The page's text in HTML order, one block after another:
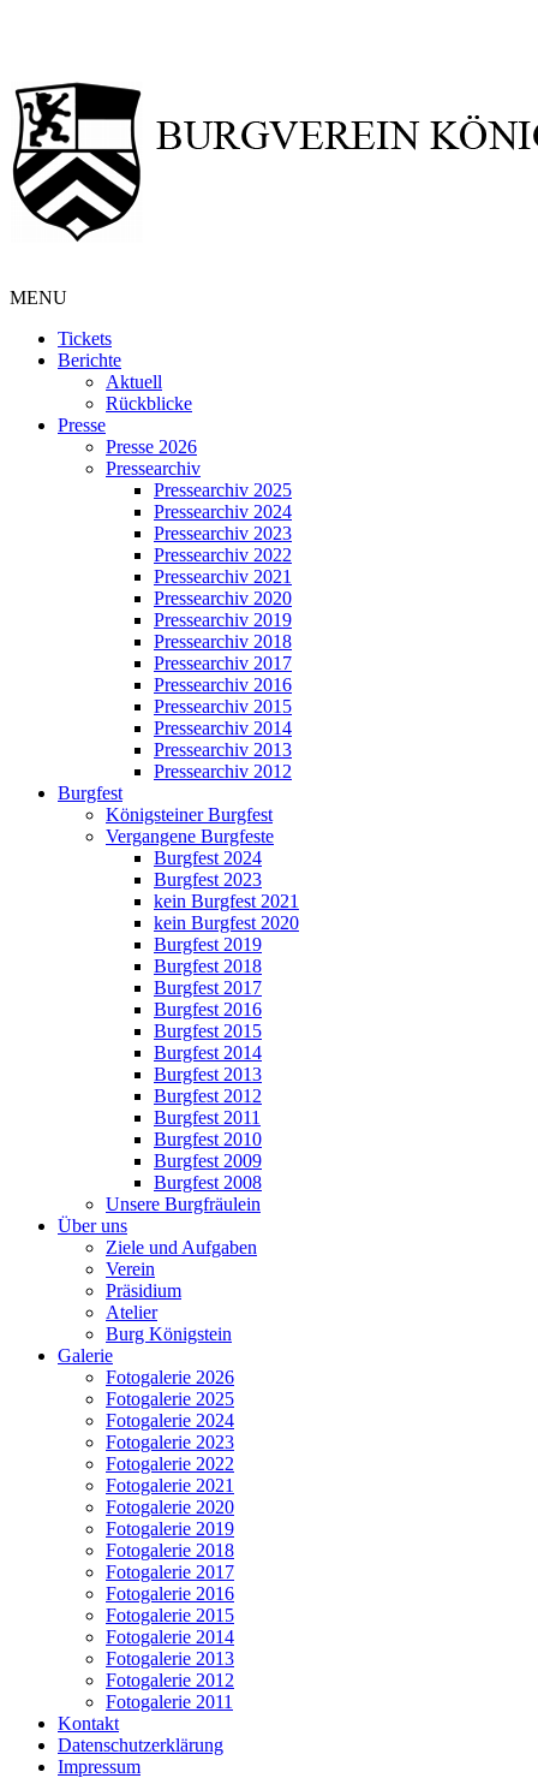
MENU
Tickets
Berichte
Aktuell
Rückblicke
Presse
Presse 2026
Pressearchiv
Pressearchiv 2025
Pressearchiv 2024
Pressearchiv 2023
Pressearchiv 2022
Pressearchiv 2021
Pressearchiv 2020
Pressearchiv 2019
Pressearchiv 2018
Pressearchiv 2017
Pressearchiv 2016
Pressearchiv 2015
Pressearchiv 2014
Pressearchiv 2013
Pressearchiv 2012
Burgfest
Königsteiner Burgfest
Vergangene Burgfeste
Burgfest 2024
Burgfest 2023
kein Burgfest 2021
kein Burgfest 2020
Burgfest 2019
Burgfest 2018
Burgfest 2017
Burgfest 2016
Burgfest 2015
Burgfest 2014
Burgfest 2013
Burgfest 2012
Burgfest 2011
Burgfest 2010
Burgfest 2009
Burgfest 2008
Unsere Burgfräulein
Über uns
Ziele und Aufgaben
Verein
Präsidium
Atelier
Burg Königstein
Galerie
Fotogalerie 2026
Fotogalerie 2025
Fotogalerie 2024
Fotogalerie 2023
Fotogalerie 2022
Fotogalerie 2021
Fotogalerie 2020
Fotogalerie 2019
Fotogalerie 2018
Fotogalerie 2017
Fotogalerie 2016
Fotogalerie 2015
Fotogalerie 2014
Fotogalerie 2013
Fotogalerie 2012
Fotogalerie 2011
Kontakt
Datenschutzerklärung
Impressum